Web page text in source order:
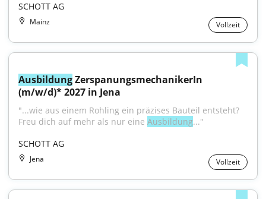
SCHOTT AG
Mainz Vollzeit
Ausbildung ZerspanungsmechanikerIn
(m/w/d)* 2027 in Jena
"...wie aus einem Rohling ein präzises Bauteil entsteht?
Freu dich auf mehr als nur eine Ausbildung..."
SCHOTT AG
Jena Vollzeit